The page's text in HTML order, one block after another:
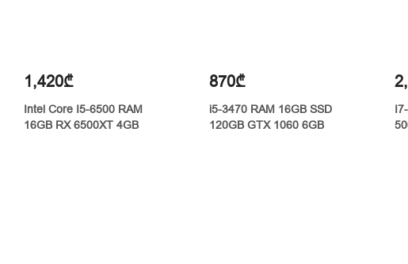
1,420₾
Intel Core I5-6500 RAM
16GB RX 6500XT 4GB
870₾
i5-3470 RAM 16GB SSD
120GB GTX 1060 6GB